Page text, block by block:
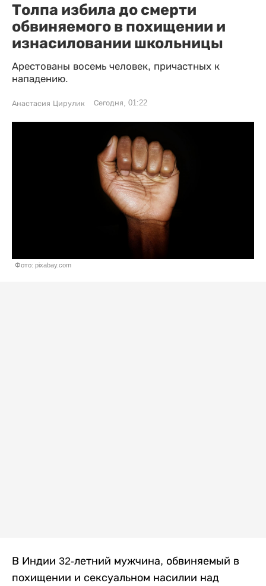
Толпа избила до смерти
обвиняемого в похищении и
изнасиловании школьницы
Арестованы восемь человек, причастных к
нападению.
Анастасия Цирулик Сегодня, 01:22
Фото: pixabay.com
В Индии 32-летний мужчина, обвиняемый в
похищении и сексуальном насилии над